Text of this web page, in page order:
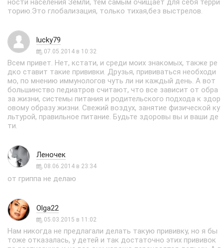
ности населения Земли, тем самым очищает для себя терри
торию.Это глобализация, только тихая,без выстрелов.
lucky79
07.05.2014 в 10:32
Всем привет. Нет, кстати, и среди моих знакомых, также ре
дко ставит такие прививки. Друзья, прививаться необходи
мо, по мнению иммунологов чуть ли ни каждый день. А вот
большинство педиатров считают, что все зависит от обра
за жизни, системы питания и родительского подхода к здор
овому образу жизни. Свежий воздух, занятие физической ку
льтурой, правильное питание. Будьте здоровы вы и ваши де
ти.
Леночек
08.06.2014 в 23:34
от гриппа не делаю
Olga22
05.03.2015 в 11:02
Нам никогда не предлагали делать такую прививку, но я бы
тоже отказалась, у детей и так достаточно этих прививок